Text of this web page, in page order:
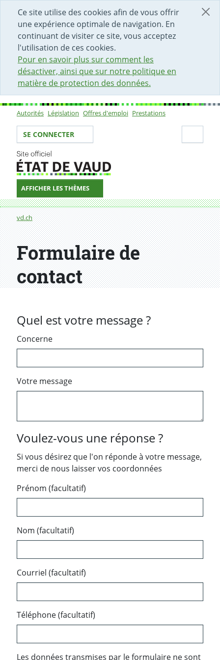
Ce site utilise des cookies afin de vous offrir
une expérience optimale de navigation. En
continuant de visiter ce site, vous acceptez
l'utilisation de ces cookies.
Pour en savoir plus sur comment les
désactiver, ainsi que sur notre politique en
matière de protection des données.
DÉBUT DU CONTENU DE LA PAGE
ACCÈS AU CHAMP DE RECHERCHE
PAGE D'ACCUEIL
FORMULAIRE DE CONTACT
Sous-navigation
Autorités Législation Offres d'emploi Prestations
Votre identité
SE CONNECTER
AFFICHER LES THÈMES
Fil d'Ariane
vd.ch
Formulaire de contact
Formulaire de
contact
Quel est votre message ?
Concerne
Votre message
Voulez-vous une réponse ?
Si vous désirez que l'on réponde à votre message,
merci de nous laisser vos coordonnées
Prénom (facultatif)
Nom (facultatif)
Courriel (facultatif)
Téléphone (facultatif)
Les données transmises par le formulaire ne sont